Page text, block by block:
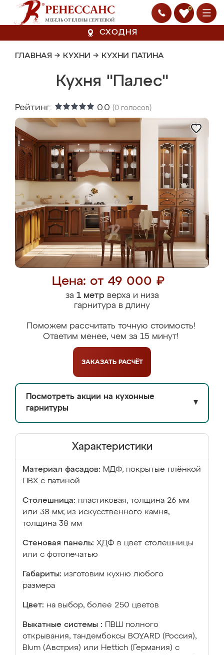
0
СХОДНЯ
ГЛАВНАЯ → КУХНИ → КУХНИ ПАТИНА
Кухня "Палес"
Рейтинг: 0.0 (0 голосов)
Цена: от 49 000 ₽
за 1 метрверха и низа
гарнитура в длину
Поможем рассчитать точную стоимость!
Ответим менее, чем за 15 минут!
ЗАКАЗАТЬ РАСЧЁТ
Посмотреть акции на кухонные
гарнитуры
▼
Характеристики
Материал фасадов: МДФ, покрытые плёнкой
ПВХ с патиной
Столешница: пластиковая, толщина 26 мм
или 38 мм; из искусственного камня,
толщина 38 мм
Стеновая панель: ХДФ в цвет столешницы
или с фотопечатью
Габариты: изготовим кухню любого
размера
Цвет: на выбор, более 250 цветов
Выкатные системы :
ПВШ полного
открывания, тандембоксы BOYARD (Россия),
Blum (Австрия) или Hettich (Германия) с